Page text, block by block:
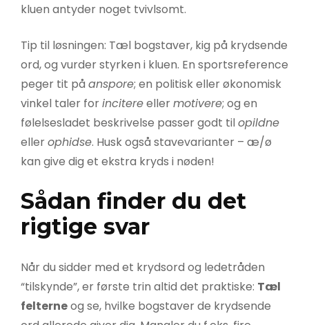
kluen antyder noget tvivlsomt.
Tip til løsningen: Tæl bogstaver, kig på krydsende
ord, og vurder styrken i kluen. En sportsreference
peger tit på anspore; en politisk eller økonomisk
vinkel taler forincitereellermotivere; og en
følelsesladet beskrivelse passer godt tilopildne
ellerophidse. Husk også stavevarianter – æ/ø
kan give dig et ekstra kryds i nøden!
Sådan finder du det
rigtige svar
Når du sidder med et krydsord og ledetråden
“tilskynde”, er første trin altid det praktiske: Tæl
felterneog se, hvilke bogstaver de krydsende